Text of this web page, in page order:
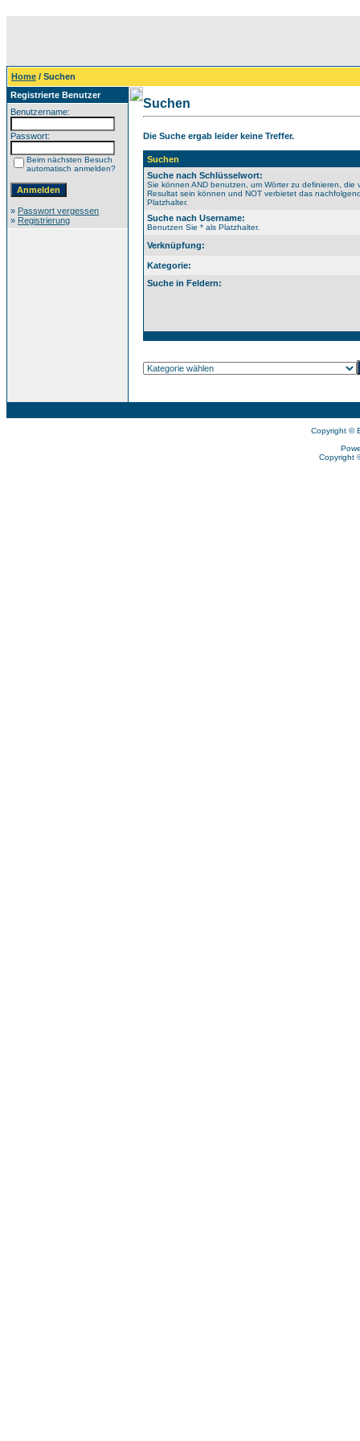
Home / Suchen
Registrierte Benutzer
Benutzername:
Passwort:
Beim nächsten Besuch
automatisch anmelden?
» Passwort vergessen
» Registrierung
Suchen
Die Suche ergab leider keine Treffer.
Suchen
Suche nach Schlüsselwort:
Sie können AND benutzen, um Wörter zu definieren, die
Resultat sein können und NOT verbietet das
Platzhalter.
Suche nach Username:
Benutzen Sie * als Platzhalter.
Verknüpfung:
Kategorie:
Suche in Feldern:
Copyright ©
Copyright